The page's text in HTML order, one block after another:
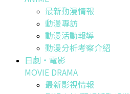
最新動漫情報
動漫專訪
動漫活動報導
動漫分析考察介紹
日劇・電影
MOVIE DRAMA
最新影視情報